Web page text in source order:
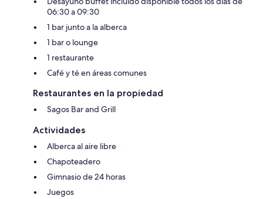
06:30 a 09:30
1 bar junto a la alberca
1 bar o lounge
1 restaurante
Café y té en áreas comunes
Restaurantes en la propiedad
Sagos Bar and Grill
Actividades
Alberca al aire libre
Chapoteadero
Gimnasio de 24 horas
Juegos